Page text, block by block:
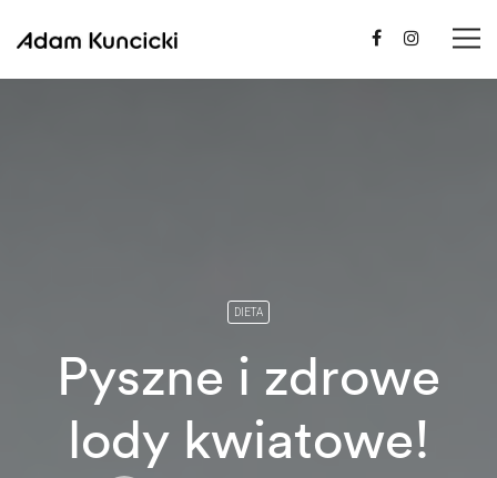
DIETA
Pyszne i zdrowe
lody kwiatowe!